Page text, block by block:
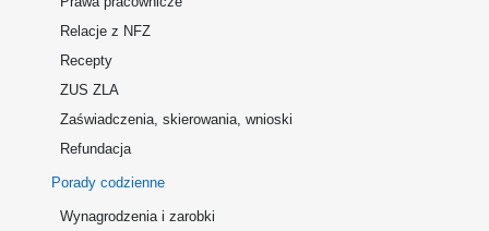
Relacje z NFZ
Recepty
ZUS ZLA
Zaświadczenia, skierowania, wnioski
Refundacja
Porady codzienne
Wynagrodzenia i zarobki